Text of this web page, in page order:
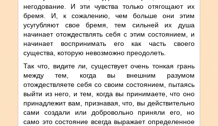
негодование. И эти чувства только отягощают их
бремя. И, к сожалению, чем больше они этим
усугубляют свое бремя, тем сильней их душа
начинает отождествлять себя с этим состоянием, и
начинает воспринимать его как часть своего
существа, которую невозможно преодолеть.
Так что, видите ли, существует очень тонкая грань
между тем, когда вы внешним разумом
отождествляете себя со своим состоянием, пытаясь
выйти из него, и тем, когда вы принимаете, что оно
принадлежит вам, признавая, что, вы действительно
сами создали или добровольно приняли его, но
само это состояние всегда выражает определенное